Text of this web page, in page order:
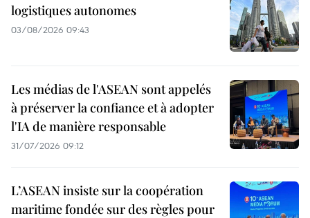
logistiques autonomes
03/08/2026 09:43
Les médias de l'ASEAN sont appelés
à préserver la confiance et à adopter
l'IA de manière responsable
31/07/2026 09:12
L’ASEAN insiste sur la coopération
maritime fondée sur des règles pour